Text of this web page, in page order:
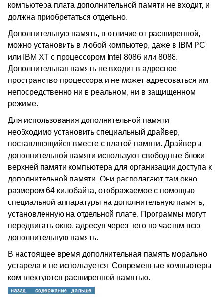
компьютера плата дополнительной памяти не входит, и
должна приобретаться отдельно.
Дополнительную память, в отличие от расширенной,
можно установить в любой компьютер, даже в IBM PC
или IBM XT с процессором Intel 8086 или 8088.
Дополнительная память не входит в адресное
пространство процессора и не может адресоваться им
непосредственно ни в реальном, ни в защищенном
режиме.
Для использования дополнительной памяти
необходимо установить специальный драйвер,
поставляющийся вместе с платой памяти. Драйверы
дополнительной памяти используют свободные блоки
верхней памяти компьютера для организации доступа к
дополнительной памяти. Они располагают там окно
размером 64 килобайта, отображаемое с помощью
специальной аппаратуры на дополнительную память,
установленную на отдельной плате. Программы могут
передвигать окно, адресуя через него по частям всю
дополнительную память.
В настоящее время дополнительная память морально
устарела и не используется. Современные компьютеры
комплектуются расширенной памятью.